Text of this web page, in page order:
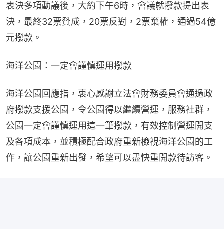
表決多項動議後，大約下午6時，會議就撥款提出表
決，最終32票贊成，20票反對，2票棄權，通過54億
元撥款。
海洋公園：一定會謹慎運用撥款
海洋公園回應指，衷心感謝立法會財務委員會通過政
府撥款支援公園，令公園得以繼續營運，服務社群，
公園一定會謹慎運用這一筆撥款，有效控制營運開支
及各項成本，並積極配合政府重新檢視海洋公園的工
作，讓公園重新出發，希望可以盡快重開款待訪客。